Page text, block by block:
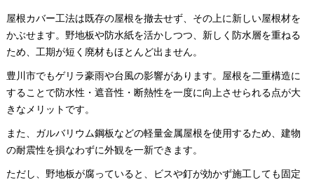
屋根カバー工法は既存の屋根を撤去せず、その上に新しい屋根材を
かぶせます。野地板や防水紙を活かしつつ、新しく防水層を重ねる
ため、工期が短く廃材もほとんど出ません。
豊川市でもゲリラ豪雨や台風の影響があります。屋根を二重構造に
することで防水性・遮音性・断熱性を一度に向上させられる点が大
きなメリットです。
また、ガルバリウム鋼板などの軽量金属屋根を使用するため、建物
の耐震性を損なわずに外観を一新できます。
ただし、野地板が腐っていると、ビスや釘が効かず施工しても固定